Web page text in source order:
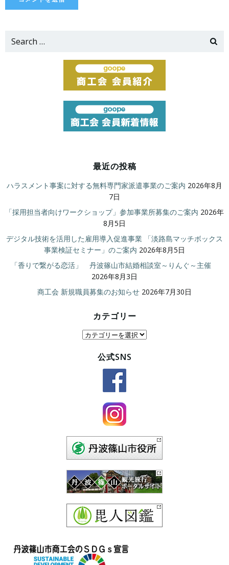
Search
最近の投稿
ハラスメント事案に対する無料専門家派遣事業のご案内 2026年8月
7日
「採用担当者向けワークショップ」参加事業所募集のご案内 2026年
8月5日
デジタル技術を活用した雇用導入促進事業 「淡路島マッチボックス
事業検証セミナー」のご案内 2026年8月5日
「香りで繋がる恋活」 丹波篠山市結婚相談室～りんぐ～主催
2026年8月3日
商工会 新規職員募集のお知らせ 2026年7月30日
カテゴリー
カ
公式SNS